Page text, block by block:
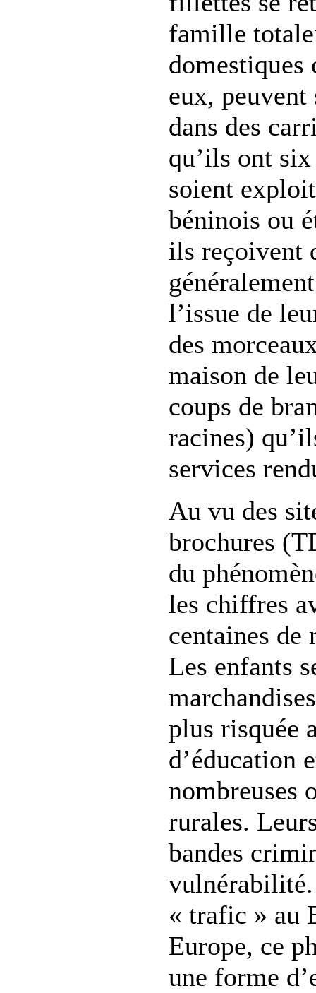
famille
domestiques
eux, peuvent
dans des
qu’ils ont
soient
béninois ou
ils reçoivent
l’issue de
des
maison de
coups de
racines)
services
Au vu des
brochures
du
les chiffres
centaines
Les enfants
plus risquée
d’éducation
nombreuses
rurales.
bandes
« trafic » au
Europe, ce
une forme